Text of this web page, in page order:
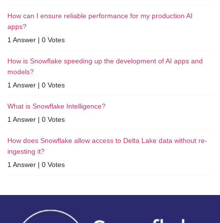
How can I ensure reliable performance for my production AI
apps?
1 Answer | 0 Votes
How is Snowflake speeding up the development of AI apps and
models?
1 Answer | 0 Votes
What is Snowflake Intelligence?
1 Answer | 0 Votes
How does Snowflake allow access to Delta Lake data without re-
ingesting it?
1 Answer | 0 Votes